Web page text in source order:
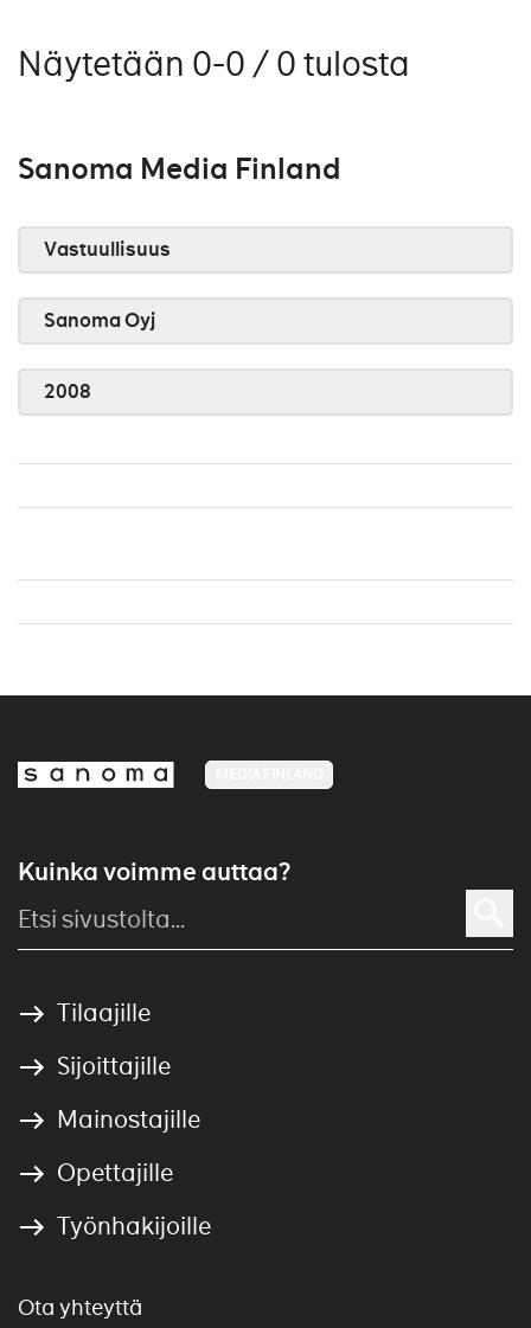
Näytetään 0-0 / 0 tulosta
Sanoma Media Finland
Vastuullisuus
Sanoma Oyj
2008
Kuinka voimme auttaa?
Tilaajille
Sijoittajille
Mainostajille
Opettajille
Työnhakijoille
Ota yhteyttä